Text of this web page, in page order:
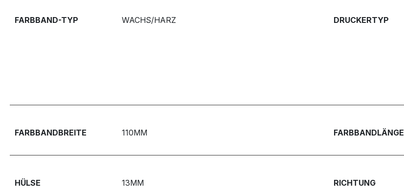
FARBBAND-TYP WACHS/HARZ DRUCKERTYP
FARBBANDBREITE 110MM FARBBANDLÄNGE
HÜLSE 13MM RICHTUNG